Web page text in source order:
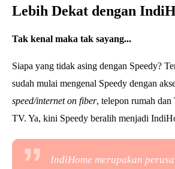
Lebih Dekat dengan
Tak kenal maka tak sayang...
Siapa yang tidak asing dengan Speedy?
sudah mulai mengenal Speedy dengan
speed/internet on fiber, telepon rumah
TV. Ya, kini Speedy beralih menjadi
IndiHome merupakan